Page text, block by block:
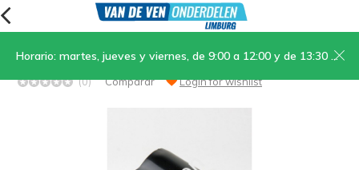
Horario: martes, jueves y viernes, de 9:00 a 12:00 y de 13:30 a 17:00; sábados, de 9:00 a 12:00
08. Guardabarros de motor negro
(0) Comparar Login for wishlist